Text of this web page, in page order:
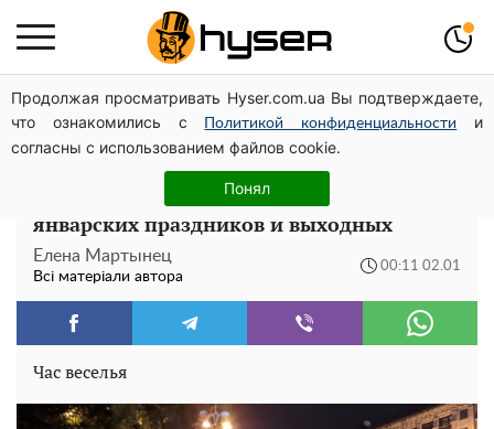
Продолжая просматривать Hyser.com.ua Вы подтверждаете,
что ознакомились с
Политикой конфиденциальности
и
согласны с использованием файлов cookie.
Понял
Дрони із націнкою: Олександр Конотопський вивів
мільйони оборонного бюджету через фіктивну фірму в
Естонії
Полторы недели отдыха: полный список
январских праздников и выходных
Елена Мартынец
Всі матеріали автора
00:11 02.01
Час веселья